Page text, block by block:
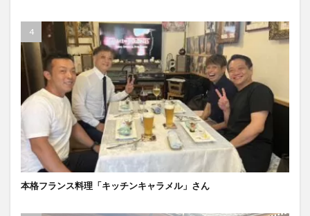
本格フランス料理「キッチンキャラメル」さん